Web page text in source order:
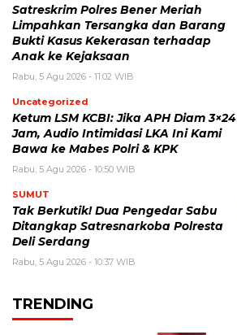
Satreskrim Polres Bener Meriah
Limpahkan Tersangka dan Barang
Bukti Kasus Kekerasan terhadap
Anak ke Kejaksaan
Rabu, 5 Agu 2026 - 11:02 WIB
Uncategorized
Ketum LSM KCBI: Jika APH Diam 3×24
Jam, Audio Intimidasi LKA Ini Kami
Bawa ke Mabes Polri & KPK
Rabu, 5 Agu 2026 - 10:50 WIB
SUMUT
Tak Berkutik! Dua Pengedar Sabu
Ditangkap Satresnarkoba Polresta
Deli Serdang
Rabu, 5 Agu 2026 - 10:37 WIB
TRENDING